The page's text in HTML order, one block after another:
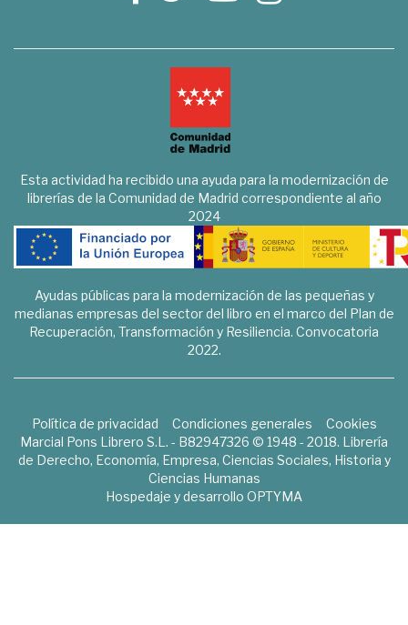
Esta actividad ha recibido una ayuda para la modernización de
librerías de la Comunidad de Madrid correspondiente al año
2024
Ayudas públicas para la modernización de las pequeñas y
medianas empresas del sector del libro en el marco del Plan de
Recuperación, Transformación y Resiliencia. Convocatoria
2022.
Política de privacidad Condiciones generales
Cookies
Marcial Pons Librero S.L. - B82947326 © 1948 - 2018. Librería
de Derecho, Economía, Empresa, Ciencias Sociales, Historia y
Ciencias Humanas
Hospedaje y desarrollo OPTYMA